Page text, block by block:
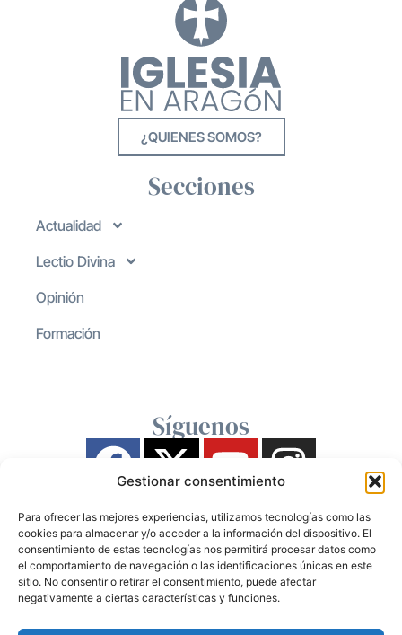
Gestionar consentimiento
Para ofrecer las mejores experiencias, utilizamos tecnologías como las
cookies para almacenar y/o acceder a la información del dispositivo. El
consentimiento de estas tecnologías nos permitirá procesar datos como
el comportamiento de navegación o las identificaciones únicas en este
sitio. No consentir o retirar el consentimiento, puede afectar
negativamente a ciertas características y funciones.
¿QUIENES SOMOS?
Secciones
Actualidad
Lectio Divina
Opinión
Formación
Síguenos